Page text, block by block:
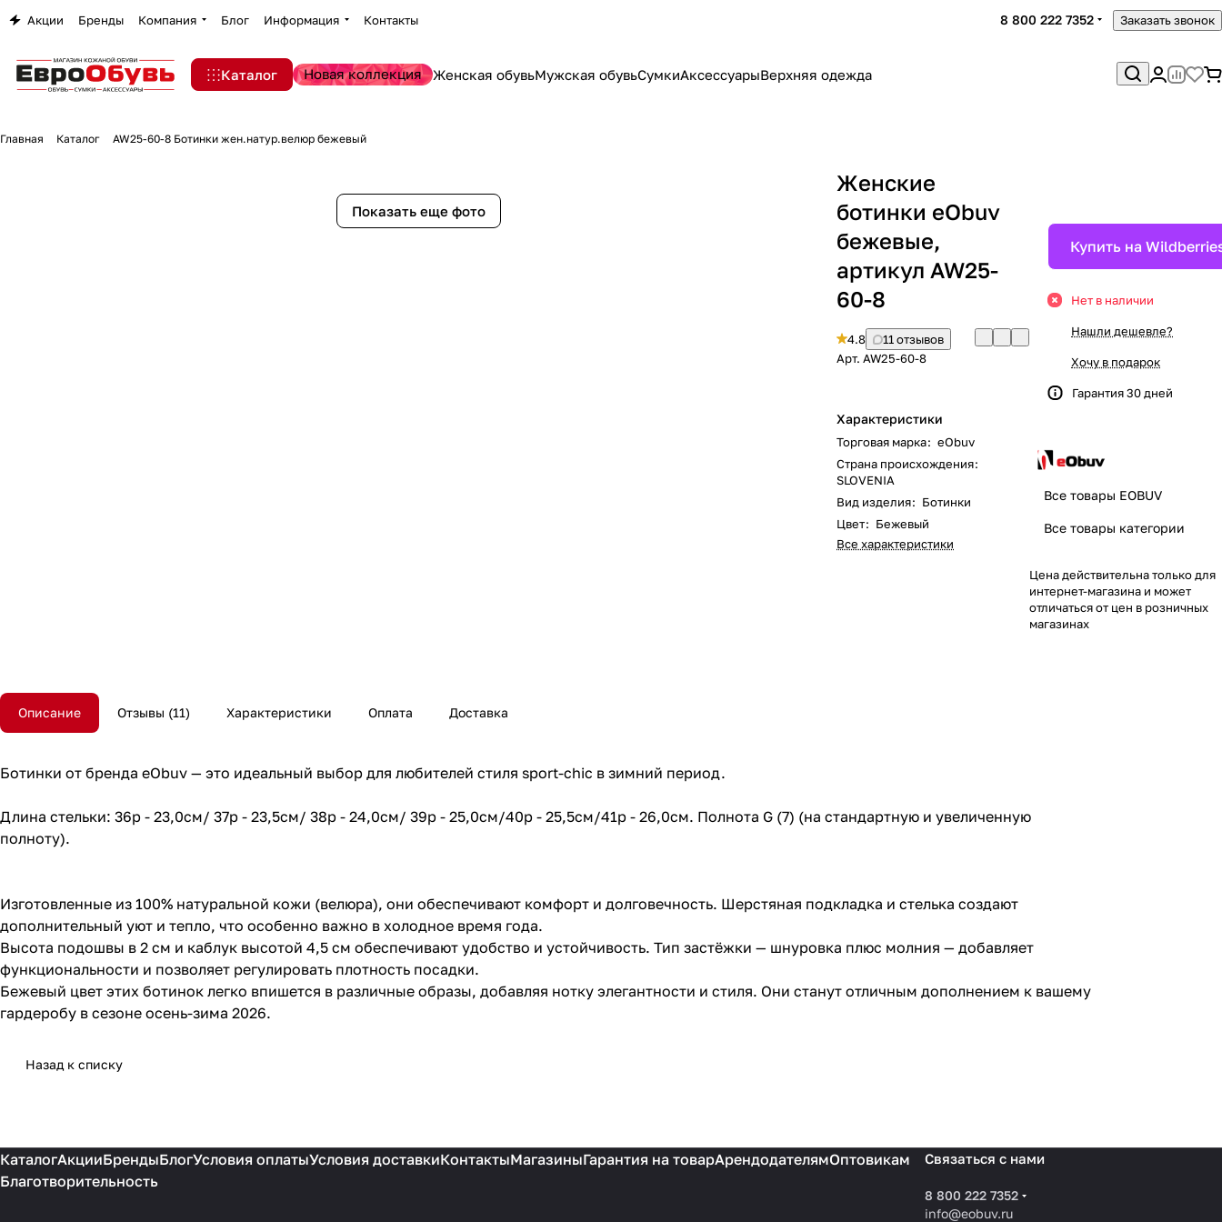
Акции Бренды Компания Блог Информация Контакты 8 800 222 7352 Заказать звонок
Каталог Новая коллекция Женская обувьМужская обувьСумкиАксессуарыВерхняя одежда
Главная Каталог AW25-60-8 Ботинки жен.натур.велюр бежевый
Показать еще фото
Женские
ботинки eObuv
бежевые,
артикул AW25-
60-8
4.8
11 отзывов
Арт. AW25-60-8
Характеристики
Торговая марка: eObuv
Страна происхождения:
SLOVENIA
Вид изделия: Ботинки
Цвет: Бежевый
Все характеристики
Купить на
Нет в наличии
Нашли дешевле?
Хочу в подарок
Гарантия 30 дней
Все товары EOBUV
Все товары категории
Цена действительна только для
интернет-магазина и может
отличаться от цен в розничных
магазинах
Описание Отзывы 11 Характеристики Оплата Доставка
Ботинки от бренда eObuv — это идеальный выбор для любителей стиля sport-chic в зимний период.
Длина стельки: 36р - 23,0см/ 37р - 23,5см/ 38р - 24,0см/ 39р - 25,0см/40р - 25,5см/41р - 26,0см. Полнота G (7) (на стандартную и увеличенную
полноту).
Изготовленные из 100% натуральной кожи (велюра), они обеспечивают комфорт и долговечность. Шерстяная подкладка и стелька создают
дополнительный уют и тепло, что особенно важно в холодное время года.
Высота подошвы в 2 см и каблук высотой 4,5 см обеспечивают удобство и устойчивость. Тип застёжки — шнуровка плюс молния — добавляет
функциональности и позволяет регулировать плотность посадки.
Бежевый цвет этих ботинок легко впишется в различные образы, добавляя нотку элегантности и стиля. Они станут отличным дополнением к вашему
гардеробу в сезоне осень-зима 2026.
Назад к списку
КаталогАкцииБрендыБлогУсловия оплатыУсловия доставкиКонтактыМагазиныГарантия на товарАрендодателямОптовикам
Благотворительность
Связаться с нами
8 800 222 7352
info@eobuv.ru